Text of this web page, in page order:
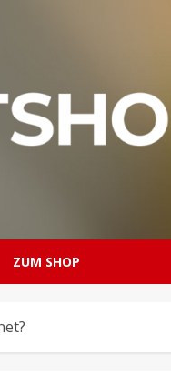
ZUM SHOP